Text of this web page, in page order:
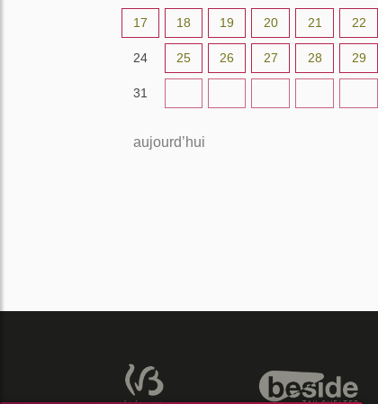
17 18 19 20 21 22
24 25 26 27 28 29
31
aujourd’hui